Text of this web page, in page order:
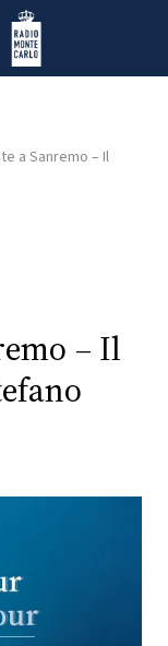
Radio Monte Carlo
a Sanremo – Il
– Il